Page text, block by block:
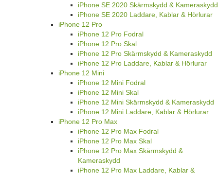
iPhone SE 2020 Skärmskydd & Kameraskydd
iPhone SE 2020 Laddare, Kablar & Hörlurar
iPhone 12 Pro
iPhone 12 Pro Fodral
iPhone 12 Pro Skal
iPhone 12 Pro Skärmskydd & Kameraskydd
iPhone 12 Pro Laddare, Kablar & Hörlurar
iPhone 12 Mini
iPhone 12 Mini Fodral
iPhone 12 Mini Skal
iPhone 12 Mini Skärmskydd & Kameraskydd
iPhone 12 Mini Laddare, Kablar & Hörlurar
iPhone 12 Pro Max
iPhone 12 Pro Max Fodral
iPhone 12 Pro Max Skal
iPhone 12 Pro Max Skärmskydd &
Kameraskydd
iPhone 12 Pro Max Laddare, Kablar &